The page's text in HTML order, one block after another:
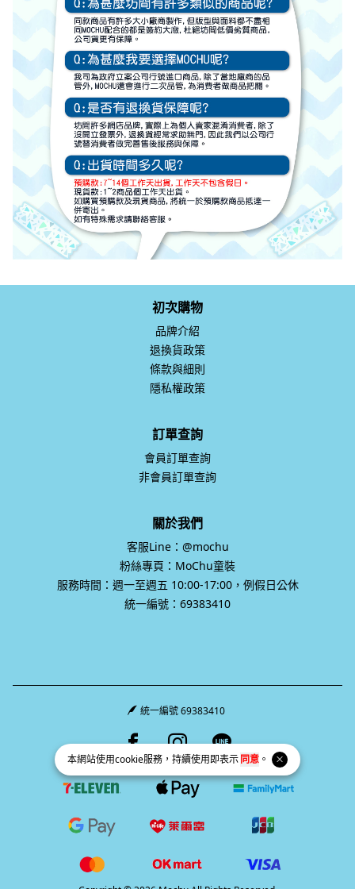
本網站使用cookie服務，持續使用即表示同意 。
初次購物
品牌介紹
退換貨政策
條款與細則
隱私權政策
訂單查詢
會員訂單查詢
非會員訂單查詢
關於我們
客服Line：@mochu
粉絲專頁：MoChu童裝
服務時間：週一至週五 10:00-17:00，例假日公休
統一編號：69383410
統一編號 69383410
Facebook page
Instagram page
Line page